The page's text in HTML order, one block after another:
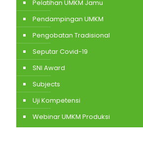
Pelatihan UMKM Jamu
Pendampingan UMKM
Pengobatan Tradisional
Seputar Covid-19
SNI Award
Subjects
Uji Kompetensi
Webinar UMKM Produksi